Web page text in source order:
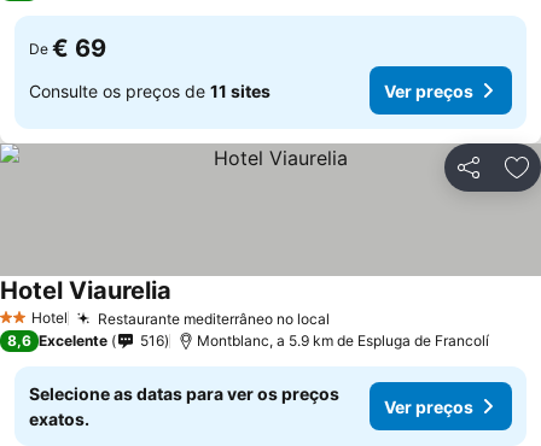
De € 69
Consulte os preços de 11 sites Ver preços
Partilhar
2 Estrelas
Hotel Restaurante mediterrâneo no local
Hotel Viaurelia
8,6 Excelente 516 Montblanc, a 5.9 km de Espluga de Francolí
Selecione as datas para ver os preços
exatos.
Ver preços